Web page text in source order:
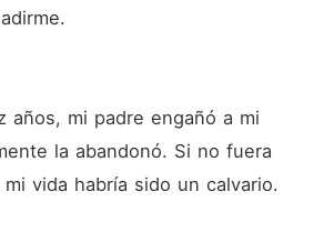
años, mi padre engañó a mi
la abandonó. Si no fuera
vida habría sido un calvario.